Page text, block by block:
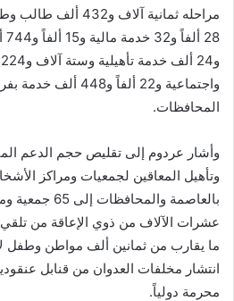
مراحله ثمانية آلاف
واجتماعية و22 ألفاً
المحافظات.
وأشار عردوم إلى تقليص حجم الدعم
بالعاصمة
عشرات الآلاف من ذوي الإعاقة من
ما يقارب من ثمانين ألف مواطن وطفل
انتشار مخلفات العدوان من قنابل
محرمة دولياً.